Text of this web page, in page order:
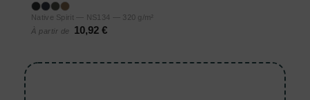
Native Spirit — NS134 — 320 g/m²
À partir de
10,92 €